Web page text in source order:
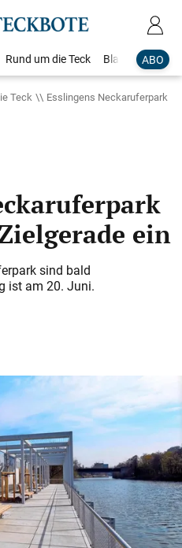
ABO
Rund um die Teck Blaulicht
Teck
Esslingens Neckaruferpark
ein
sind bald
ist am 20. Juni.